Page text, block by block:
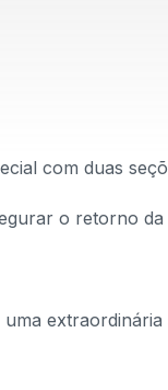
com duas
o retorno